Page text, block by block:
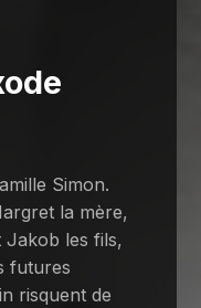
Simon.
la mère,
Jakob les fils,
futures
risquent de